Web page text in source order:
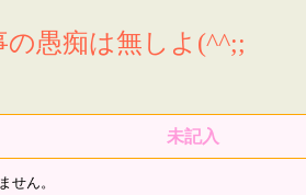
愚痴は無しよ(^^;;
未記入
せん。